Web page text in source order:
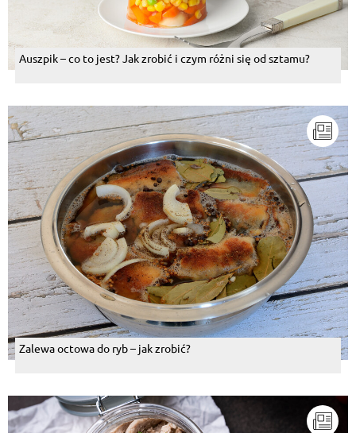
Auszpik – co to jest? Jak zrobić i czym różni się od sztamu?
Zalewa octowa do ryb – jak zrobić?